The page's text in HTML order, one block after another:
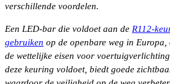
verschillende voordelen.
Een LED-bar die voldoet aan de R112-
gebruiken op de openbare weg in Europa,
de wettelijke eisen voor
deze keuring voldoet, biedt goede